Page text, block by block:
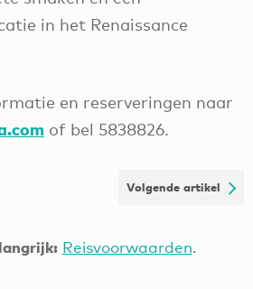
in het Renaissance
en reserveringen naar
of bel 5838826.
Volgende artikel
Reisvoorwaarden.